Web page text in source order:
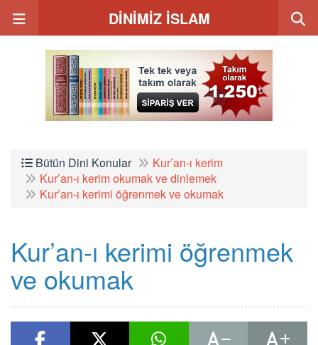
DİNİMİZ İSLAM
Bütün Dini Konular
Kur’an-ı kerim
Kur’an-ı kerim okumak ve dinlemek
Kur’an-ı kerimi öğrenmek ve okumak
Kur’an-ı kerimi öğrenmek
ve okumak